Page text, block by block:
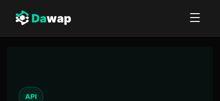
Dawap
API